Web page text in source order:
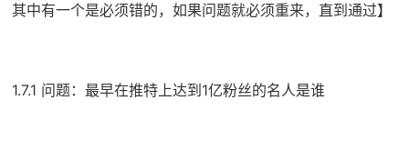
其中有一个是必须错的，如果问题就必须重来，直到通过】
1.7.1 问题：最早在推特上达到1亿粉丝的名人是谁